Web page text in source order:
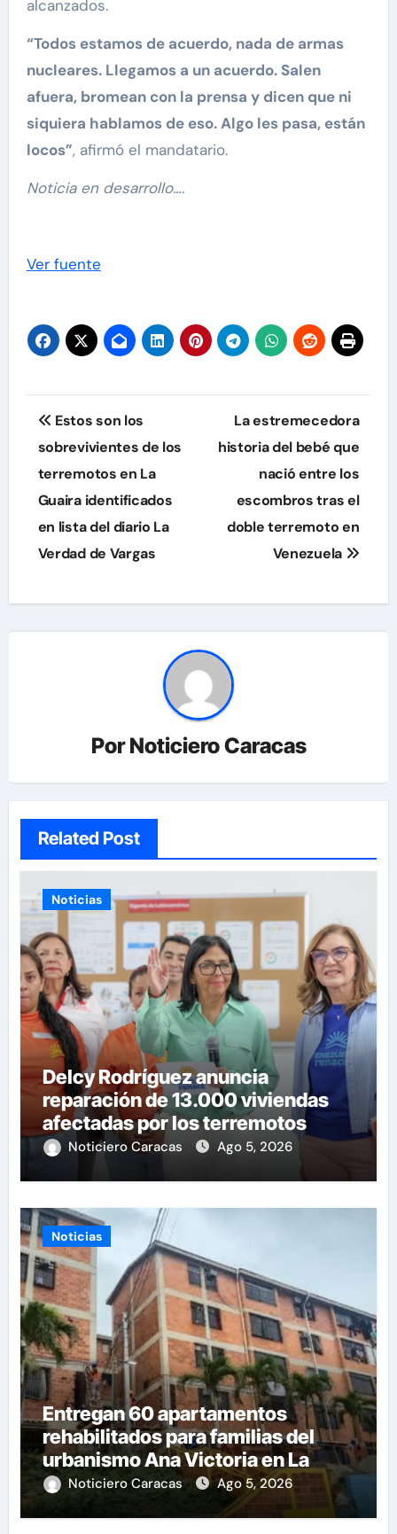
alcanzados.
“Todos estamos de acuerdo, nada de armas
nucleares. Llegamos a un acuerdo. Salen
afuera, bromean con la prensa y dicen que ni
siquiera hablamos de eso. Algo les pasa, están
locos”, afirmó el mandatario.
Noticia en desarrollo….
Ver fuente
Navegación
de
entradas
Estos son los
sobrevivientes de los
terremotos en La
Guaira identificados
en lista del diario La
Verdad de Vargas
La estremecedora
historia del bebé que
nació entre los
escombros tras el
doble terremoto en
Venezuela
PorNoticiero Caracas
Related Post
Noticias
Delcy Rodríguez anuncia
reparación de 13.000 viviendas
afectadas por los terremotos
Noticiero Caracas Ago 5, 2026
Noticias
Entregan 60 apartamentos
rehabilitados para familias del
urbanismo Ana Victoria en La
Guaira
Noticiero Caracas Ago 5, 2026